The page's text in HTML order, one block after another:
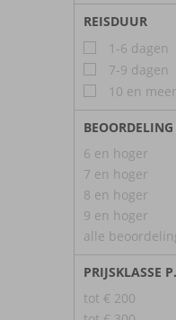
REISDUUR
1-6 dagen
7-9 dagen
10 en
BEOORDELING
6 en hoger
7 en hoger
8 en hoger
9 en hoger
alle
PRIJSKLASSE
tot € 200